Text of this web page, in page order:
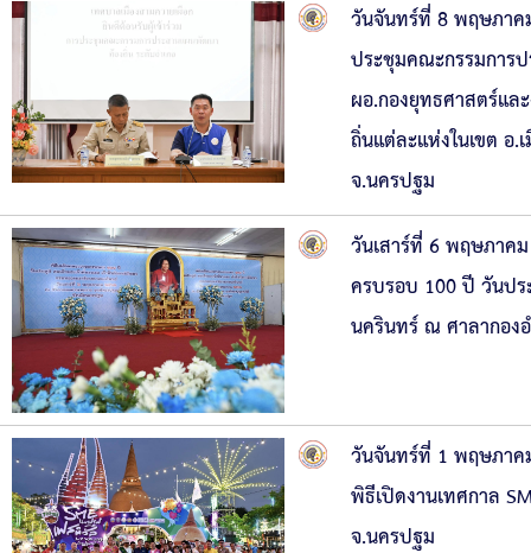
วันจันทร์ที่ 8 พฤษภาค
ประชุมคณะกรรมการ
ผอ.กองยุทธศาสตร์แ
ถิ่นแต่ละแห่งในเขต อ
จ.นครปฐม
วันเสาร์ที่ 6 พฤษภาค
ครบรอบ 100 ปี วันปร
นครินทร์ ณ ศาลากอง
วันจันทร์ที่ 1 พฤษภาค
พิธีเปิดงานเทศกาล
จ.นครปฐม